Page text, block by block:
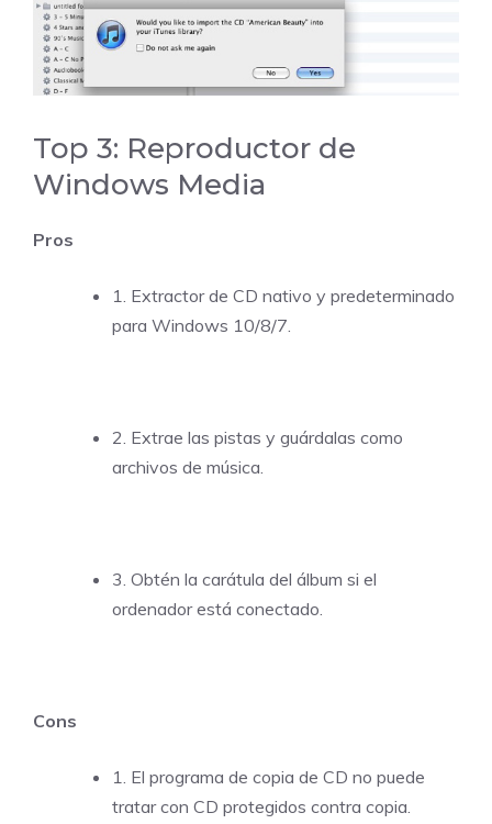
Top 3: Reproductor de
Windows Media
Pros
1. Extractor de CD nativo y predeterminado
para Windows 10/8/7.
2. Extrae las pistas y guárdalas como
archivos de música.
3. Obtén la carátula del álbum si el
ordenador está conectado.
Cons
1. El programa de copia de CD no puede
tratar con CD protegidos contra copia.